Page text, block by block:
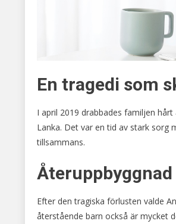
En tragedi som
I april 2019 drabbades familjen
Lanka. Det var en tid av stark sorg
tillsammans.
Efter den tragiska förlusten valde
återstående barn också är mycket